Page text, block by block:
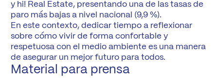
y hi! Real Estate, presentando una de las tasas de
paro más bajas a nivel nacional (9,9 %).
En este contexto, dedicar tiempo a reflexionar
sobre cómo vivir de forma confortable y
respetuosa con el medio ambiente es una manera
de asegurar un mejor futuro para todos.
Material para prensa